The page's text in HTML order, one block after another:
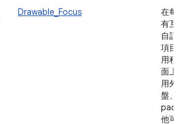
Drawable_Focus
在每
有互
自訂
項目
用程
面上
用外
盤、
pad
他可